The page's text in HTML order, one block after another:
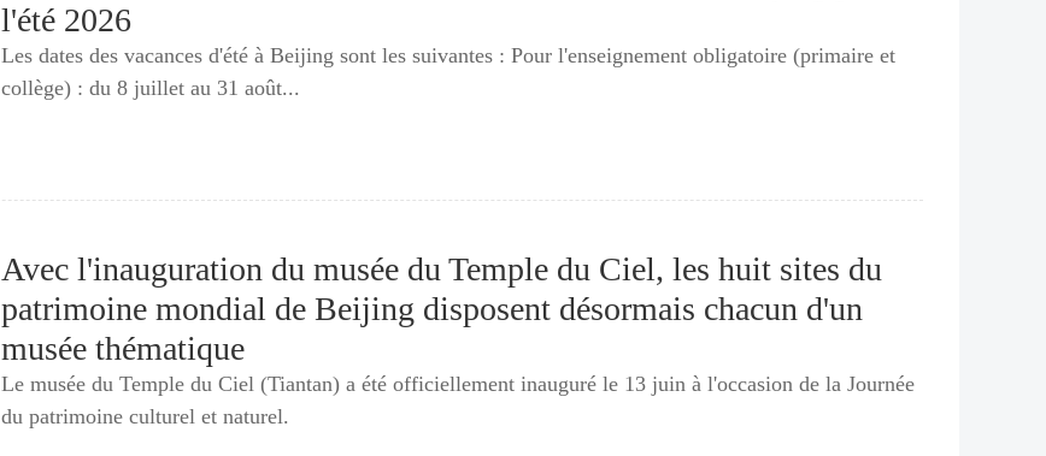
l'été 2026
Les dates des vacances d'été à Beijing sont les suivantes : Pour l'enseignement obligatoire (primaire et
collège) : du 8 juillet au 31 août...
Avec l'inauguration du musée du Temple du Ciel, les huit sites du
patrimoine mondial de Beijing disposent désormais chacun d'un
musée thématique
Le musée du Temple du Ciel (Tiantan) a été officiellement inauguré le 13 juin à l'occasion de la Journée
du patrimoine culturel et naturel.